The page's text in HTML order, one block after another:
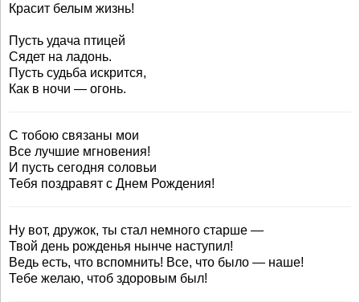
Красит белым жизнь!
Пусть удача птицей
Сядет на ладонь.
Пусть судьба искрится,
Как в ночи — огонь.
С тобою связаны мои
Все лучшие мгновения!
И пусть сегодня соловьи
Тебя поздравят с Днем Рождения!
Ну вот, дружок, ты стал немного старше —
Твой день рожденья нынче наступил!
Ведь есть, что вспомнить! Все, что было — наше!
Тебе желаю, чтоб здоровым был!